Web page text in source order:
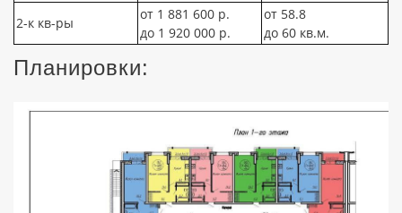
2-к кв-ры
от 1 881 600 р.
до 1 920 000 р.
от 58.8
до 60 кв.м.
Планировки: